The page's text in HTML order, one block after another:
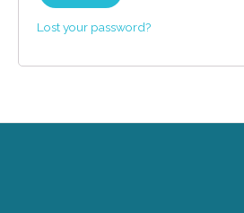
Lost your password?